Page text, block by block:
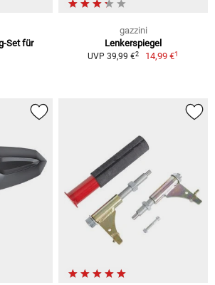
Set für
gazzini
Lenkerspiegel
UVP 39,99 €2 14,99 €1